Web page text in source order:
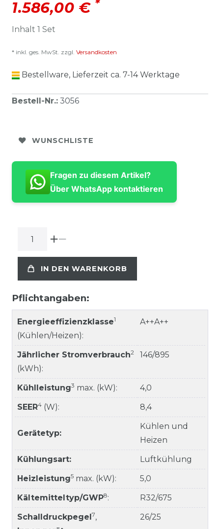
1.586,00 € *
Inhalt 1 Set
* inkl. ges. MwSt. zzgl. Versandkosten
Bestellware, Lieferzeit ca. 7-14 Werktage
Bestell-Nr.: 3056
WUNSCHLISTE
Fragen zu diesem Artikel?
Über WhatsApp kontaktieren
IN DEN WARENKORB
Pflichtangaben:
Energieeffizienzklasse1
(Kühlen/Heizen):
A++A++
Jährlicher Stromverbrauch2
(kWh):
146/895
Kühlleistung3 max. (kW): 4,0
SEER4 (W): 8,4
Gerätetyp:
Kühlen und
Heizen
Kühlungsart: Luftkühlung
Heizleistung5 max. (kW): 5,0
Kältemitteltyp/GWP8: R32/675
Schalldruckpegel 7,
26/25